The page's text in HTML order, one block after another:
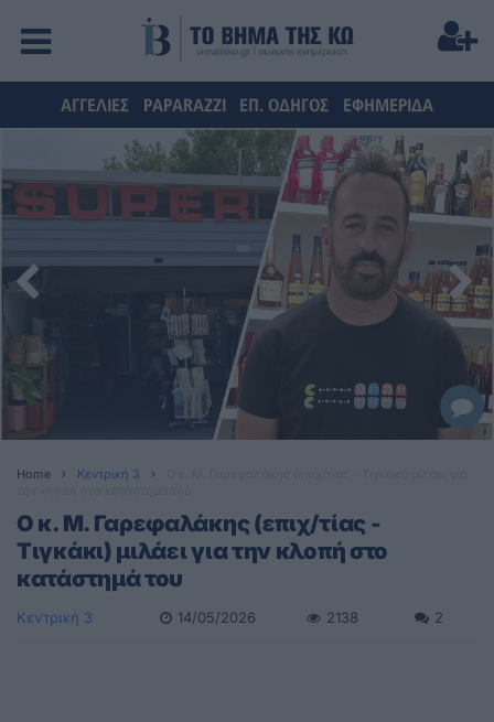
ΑΓΓΕΛΙΕΣ PAPARAZZI ΕΠ. ΟΔΗΓΟΣ ΕΦΗΜΕΡΙΔΑ
Home Κεντρική 3
O κ. Μ. Γαρεφαλάκης (επιχ/τίας -
Τιγκάκι) μιλάει για την κλοπή στο
κατάστημά του
Κεντρική 3 14/05/2026 2138 2